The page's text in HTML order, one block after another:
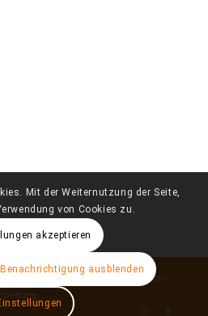
Färberstraße - Impressum -
Mit der Weiternutzung der Seite,
von Cookies zu.
akzeptieren
ausblenden